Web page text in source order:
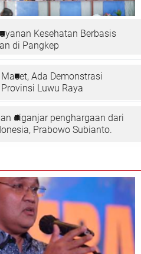
Kesehatan Berbasis
di Pangkep
Ada Demonstrasi
Luwu Raya
diganjar penghargaan dari
Prabowo Subianto.